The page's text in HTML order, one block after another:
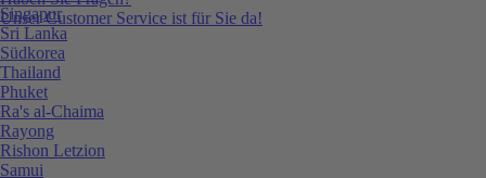
Unser Customer Service ist für Sie da!
Singapur
Sri Lanka
Südkorea
Thailand
Phuket
Ra's al-Chaima
Rayong
Rishon Letzion
Samui